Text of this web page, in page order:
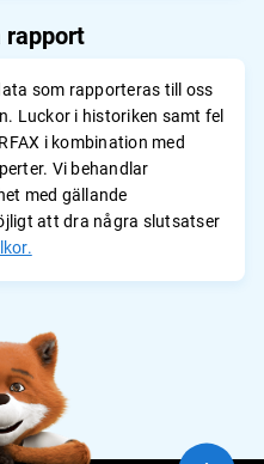
rapport
som rapporteras till oss
Luckor i historiken samt fel
i kombination med
Vi behandlar
med gällande
att dra några slutsatser